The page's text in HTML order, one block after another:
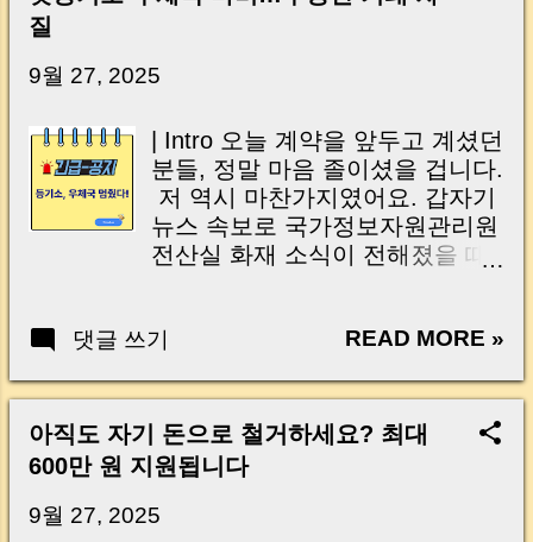
닌가요?” 하지만 현장에서 보면 전혀 그렇지 않
습니다. 잔금일은 ‘서류 몇 장 처리하는 날’이 아
니라, 수천만 원, 많게는 수억 원이 한 번에 움직
이는 가장 긴장되는 순간 입니다. 실제로 제가
시, 이체 한도에 막혀 송금이 멈췄고 그 자리에
서 계약이 무산될 뻔한 아찔한 상황이 있었습니
다. 또 어떤 분은 이렇게 말씀하십니다. “내 대출
인데 왜 내 통장으로 안 들어오죠?” “매도인이 대
출 안 갚고 도망가면 어떡하죠?” 이 모든 불안,
는지, 왜 사고가 나는지, 그리고 무엇을 꼭 준비
해야 하는지 중개 실무 기준으로 아주 쉽게 풀어
드리겠습니다. 이 글 하나만 제대로 이해하시면,
잔금일이 더 이상 두려운 날이 아니라 “내 집을
완성하는 마지막 퍼즐” 이 될 수 있습니다. |
thought like this? “Closing day…...
질
9월 27, 2025
| Intro 오늘 계약을 앞두고 계셨던
분들, 정말 마음 졸이셨을 겁니다.
저 역시 마찬가지였어요. 갑자기
뉴스 속보로 국가정보자원관리원
전산실 화재 소식이 전해졌을 때,
습니다. 그래서 바로 국토부 전
봤는데, 다행히 정상적으로 접속
이 가능했고 예정된 계약도 무사
히 체결할 수 있었습니다. 하지만
모든 게 순조로운 건 아니었습니
다. 인터넷등기소 장애 로 인해 등
댓글 쓰기 READ MORE »
아직도 자기 돈으로 철거하세요? 최대
600만 원 지원됩니다
9월 27, 2025